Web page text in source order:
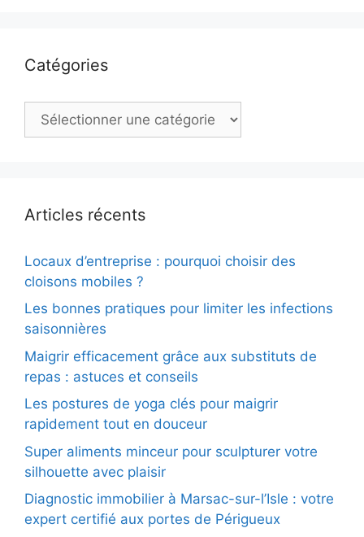
Catégories
Catégories
Articles récents
Locaux d’entreprise : pourquoi choisir des
cloisons mobiles ?
Les bonnes pratiques pour limiter les infections
saisonnières
Maigrir efficacement grâce aux substituts de
repas : astuces et conseils
Les postures de yoga clés pour maigrir
rapidement tout en douceur
Super aliments minceur pour sculpturer votre
silhouette avec plaisir
Diagnostic immobilier à Marsac-sur-l’Isle : votre
expert certifié aux portes de Périgueux